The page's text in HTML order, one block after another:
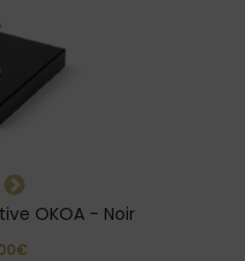
OKOA - Noir